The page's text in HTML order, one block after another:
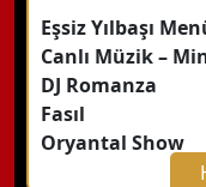
Eşsiz Yılbaşı
Canlı Müzik –
DJ Romanza
Fasıl
Oryantal Show